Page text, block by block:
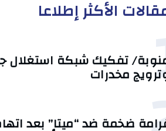
الأكثر إطلاعا
تفكيك شبكة استغلال
مخدرات
ضخمة ضد “ميتا” بعد